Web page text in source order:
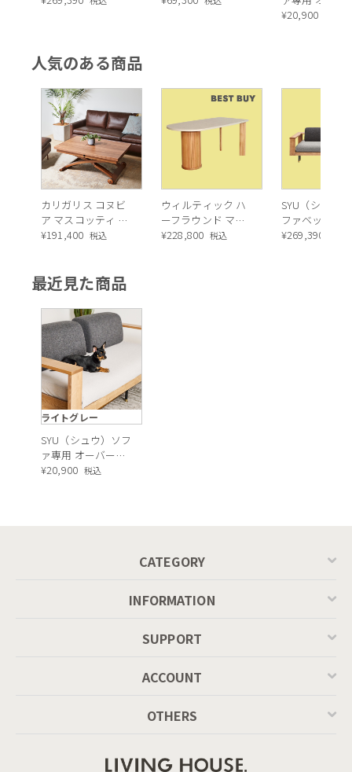
飲み物や食べ物をこぼしても、サッと拭くだけで簡単にお手入
れ可能。
日常使いでもストレスなく、いつでも快適に過ごせます。
毎日のソファ時間を、気軽に楽しめる頼もしい存在です。
ごみやペットの毛もサッと取れて、いつでも清潔に。
バー（ダーク
¥20,900
人気のある商品
カリガリス コヌビ
ア マスコッティ 伸
長・昇降式テーブ
MASCOTTE[CB490]
P201
¥191,400 税込
ウィルティック ハ
ーフラウンド マテ
ィエラ塗装 ダイニ
¥228,800 税込
SYU（シュウ
ファベッド（
ュラル）
¥269,390
最近見た商品
ライトグレー
SYU（シュウ）ソフ
ァ専用 オーバーカ
バー（ライトグレ
¥20,900 税込
CATEGORY
INFORMATION
SUPPORT
ACCOUNT
OTHERS